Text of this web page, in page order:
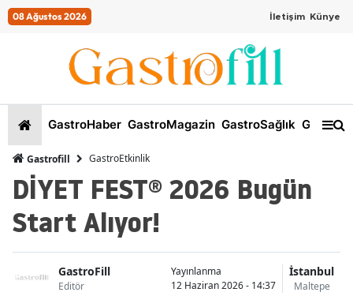
08 Ağustos 2026 İletişim Künye
GastroHaber GastroMagazin GastroSağlık
Gastrofill GastroEtkinlik
DİYET FEST® 2026 Bugün
Start Alıyor!
GastroFill
Editör
Yayınlanma
12 Haziran 2026 - 14:37
İstanbul
Maltepe